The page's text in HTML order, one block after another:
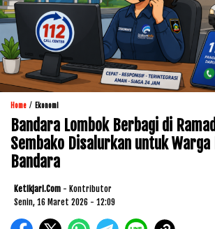
Home / Ekonomi
Bandara Lombok Berbagi di
Sembako Disalurkan untuk
Bandara
Ketikjari.com - Kontributor
Senin, 16 Maret 2026 - 12:09